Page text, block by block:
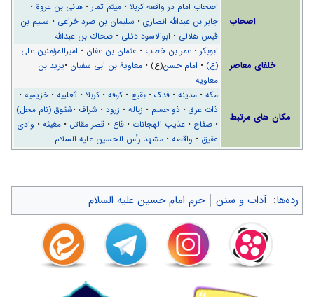
اصحاب
اصحاب امام در واقعه کربلا• میثم تمار• هانی بن عروة •
جابر بن عبدالله انصاری• سلیمان بن صرد خزاعی • سلیم بن
قیس هلالی • ابوالاسود دئلی • ضحاك بن عبدالله
خلفای معاصر
ابوبکر • عمر بن خطاب • عثمان بن عفان • امیرالمؤمنین علی
(ع) • امام حسن(ع) • معاوية بن ابى‌ سفيان •یزید بن
معاویه
مکان های مرتبط
مکه• مدینه• فدک• بقیع •کوفه•کربلا• ثعلبیه• خزیمیه•
ذات عرق• ذو حسم • زباله• زرود• شراف •شقوق (نام محل)
• صفاح • عذیب الهجانات • قاع • قصر مقاتل • مغیثه• وادی
عقیق • واقصه• مشهد رأس الحسین علیه السلام
رده‌ها: آداب و سنن حرم امام حسین علیه السلام